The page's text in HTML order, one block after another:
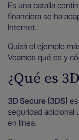
Es una batalla
financiera se ha
Internet.
Quizá el ejemplo
Veamos qué es y
¿Qué es
3D Secure (3DS)
seguridad adicional
en línea.